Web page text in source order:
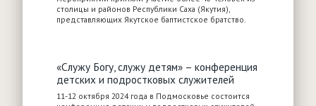
столицы и районов Республики Саха (Якутия),
представляющих Якутское баптистское братство.
«Служу Богу, служу детям» – конференция
детских и подростковых служителей
11-12 октября 2024 года в Подмосковье состоится